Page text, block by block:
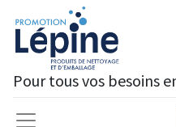
Pour tous vos besoins